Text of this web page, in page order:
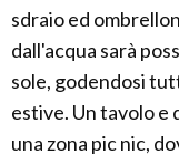
sdraio ed
dall'acqua sarà
sole, godendosi
estive. Un tavolo e
una zona pic nic,